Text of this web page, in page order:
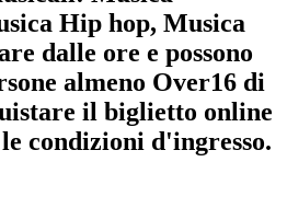
Hip hop, Musica
dalle ore e possono
almeno Over16 di
il biglietto online
condizioni d'ingresso.